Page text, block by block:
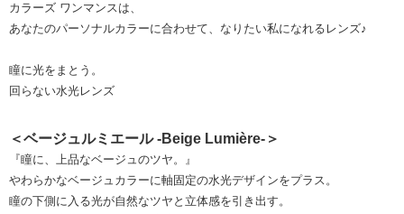
カラーズ ワンマンスは、
あなたのパーソナルカラーに合わせて、なりたい私になれるレンズ♪
瞳に光をまとう。
回らない水光レンズ
＜ベージュルミエール -Beige Lumière-＞
『瞳に、上品なベージュのツヤ。』
やわらかなベージュカラーに軸固定の水光デザインをプラス。
瞳の下側に入る光が自然なツヤと立体感を引き出す。